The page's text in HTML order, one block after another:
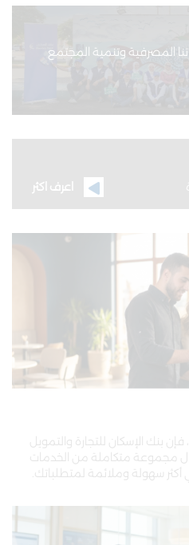
المصرفية وتنمية المجتمع
اعرف اكثر
بنك الإسكان للتجارة والتمويل
مجموعة متكاملة من الخدمات
سهولة وملائمة لمتطلباتك.